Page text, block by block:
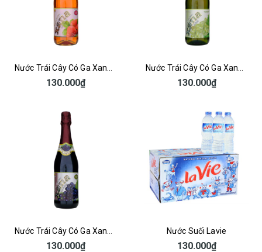
130.000₫ 130.000₫
130.000₫
Nước Suối Lavie
130.000₫